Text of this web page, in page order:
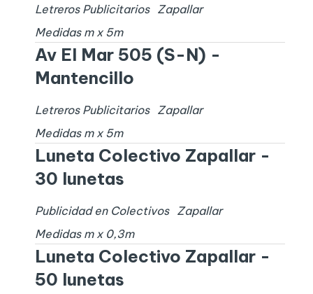
Letreros Publicitarios
Zapallar
Medidas m x 5m
Av El Mar 505 (S-N) -
Mantencillo
Letreros Publicitarios
Zapallar
Medidas m x 5m
Luneta Colectivo Zapallar -
30 lunetas
Publicidad en Colectivos
Zapallar
Medidas m x 0,3m
Luneta Colectivo Zapallar -
50 lunetas